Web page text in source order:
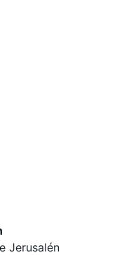
Jerusalén